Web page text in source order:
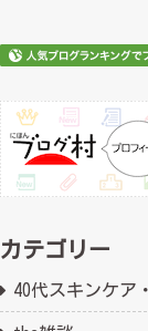
カテゴリー
40代スキンケア